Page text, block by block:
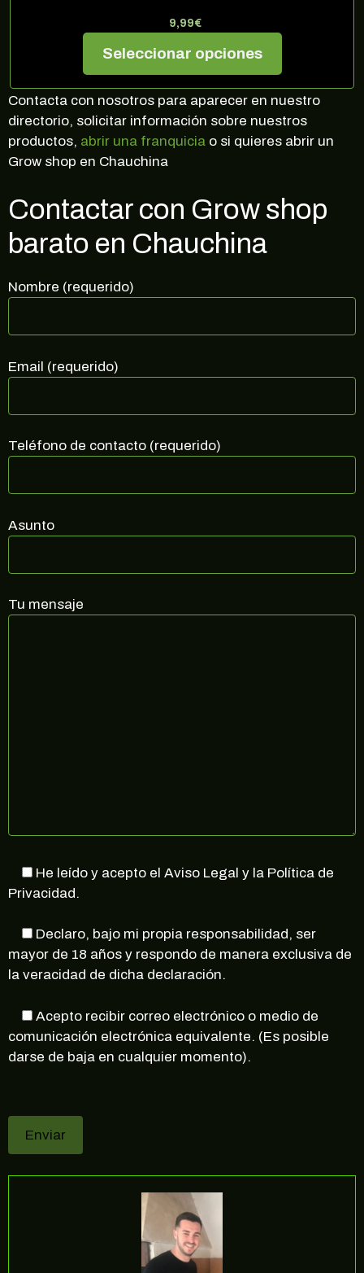
9,99€
Seleccionar opciones
Contacta con nosotros para aparecer en nuestro
directorio, solicitar información sobre nuestros
productos, abrir una franquicia o si quieres abrir un
Grow shop en Chauchina
Contactar con Grow shop
barato en Chauchina
Nombre (requerido)
Email (requerido)
Teléfono de contacto (requerido)
Asunto
Tu mensaje
He leído y acepto el Aviso Legal y la Política de
Privacidad.
Declaro, bajo mi propia responsabilidad, ser
mayor de 18 años y respondo de manera exclusiva de
la veracidad de dicha declaración.
Acepto recibir correo electrónico o medio de
comunicación electrónica equivalente. (Es posible
darse de baja en cualquier momento).
al corriente de ofertas exclusivas, noticias,
SUSCRIBIRME
no, gracias